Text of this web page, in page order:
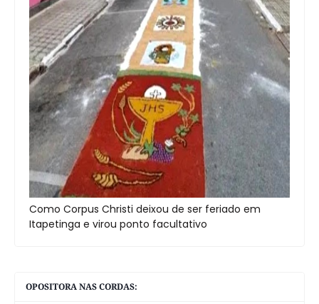
Como Corpus Christi deixou de ser feriado em
Itapetinga e virou ponto facultativo
OPOSITORA NAS CORDAS: